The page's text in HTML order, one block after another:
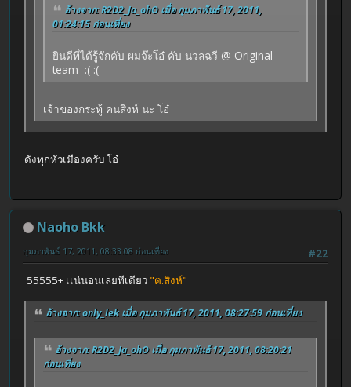
อ้างจาก: R2D2_Ja_ohO เมื่อ กุมภาพันธ์ 17, 2011,
01:24:15 ก่อนเที่ยง
ยินดีที่ได้รู้จักคับ ผมจ๊ะโอ๋ คับ นวลฉวี @ Original
team :( :(
เจ้าของกระทู้ คนสิงห์ นะ โอ๋
ดังทุกหัวเมืองครับ โอ๋
Naoho Bkk
#22
กุมภาพันธ์ 17, 2011, 08:33:08 ก่อนเที่ยง
55555+ เเน่นอนเลยทีเดียว "ฅ.สิงห์"
อ้างจาก: only_lek เมื่อ กุมภาพันธ์ 17, 2011, 08:27:59 ก่อนเที่ยง
อ้างจาก: R2D2_Ja_ohO เมื่อ กุมภาพันธ์ 17, 2011, 08:20:21
ก่อนเที่ยง